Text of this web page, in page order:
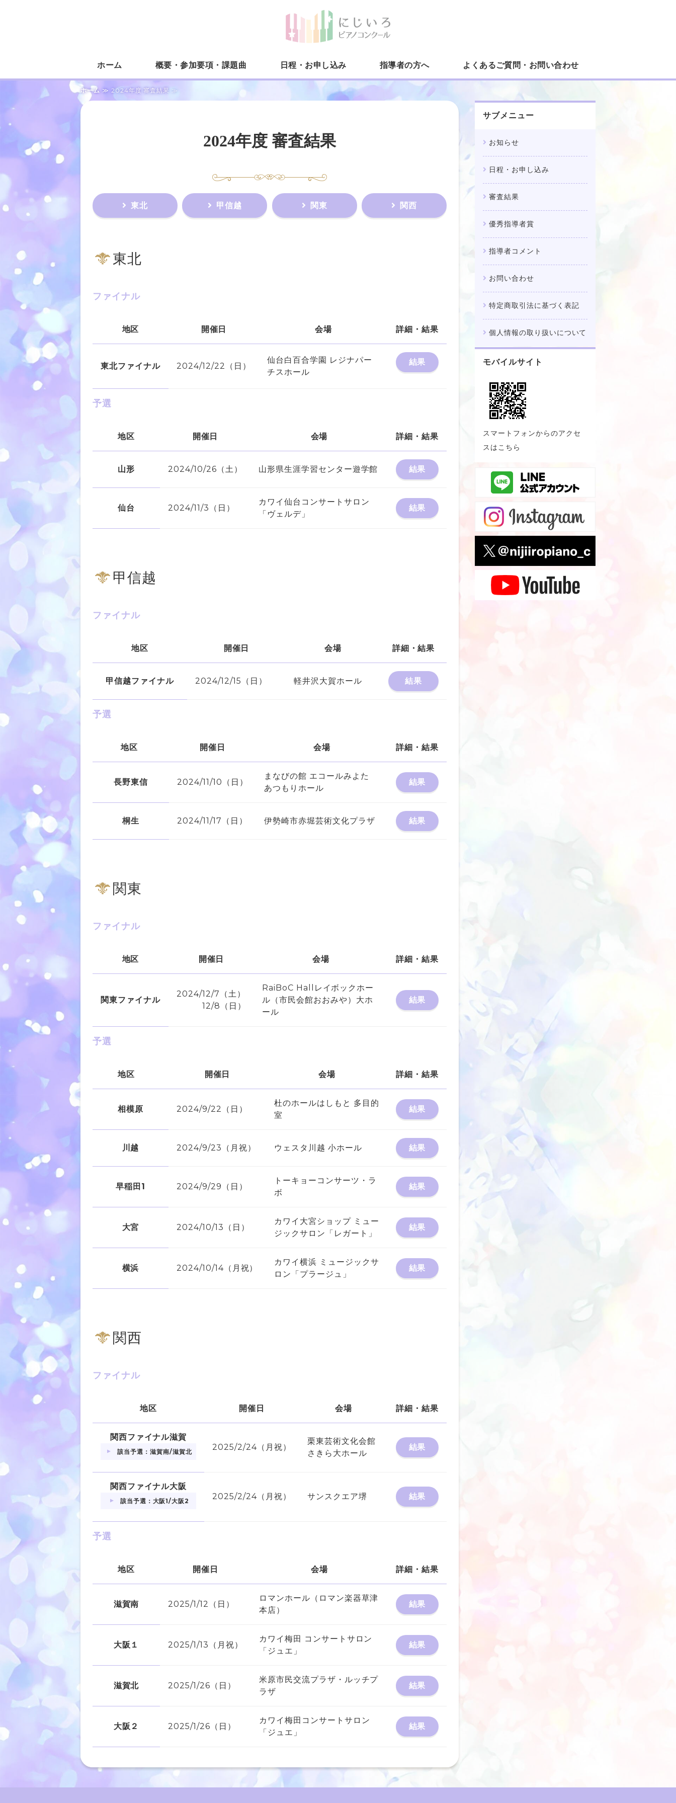
ホーム 概要・参加要項・課題曲 日程・お申し込み 指導者の方へ よくあるご質問・お問い合わせ
ホーム ≫ 2024年度 審査結果 ≫
2024年度 審査結果
東北 甲信越 関東 関西
東北
ファイナル
地区 開催日 会場 詳細・結果
東北ファイナル 2024/12/22（日）
仙台白百合学園 レジナパー
チスホール
結果
予選
地区 開催日 会場 詳細・結果
山形 2024/10/26（土） 山形県生涯学習センター遊学館 結果
仙台 2024/11/3（日）
カワイ仙台コンサートサロン
「ヴェルデ」
結果
甲信越
ファイナル
地区 開催日 会場 詳細・結果
甲信越ファイナル 2024/12/15（日） 軽井沢大賀ホール 結果
予選
地区 開催日 会場 詳細・結果
長野東信 2024/11/10（日）
まなびの館 エコールみよた
あつもりホール
結果
桐生 2024/11/17（日） 伊勢崎市赤堀芸術文化プラザ 結果
関東
ファイナル
地区 開催日 会場 詳細・結果
関東ファイナル
2024/12/7（土）
12/8（日）
RaiBoC Hallレイボックホー
ル（市民会館おおみや）大ホ
ール
結果
予選
地区 開催日 会場 詳細・結果
相模原 2024/9/22（日）
杜のホールはしもと 多目的
室
結果
川越 2024/9/23（月祝） ウェスタ川越 小ホール 結果
早稲田1 2024/9/29（日）
トーキョーコンサーツ・ラ
ボ
結果
大宮 2024/10/13（日）
カワイ大宮ショップ ミュー
ジックサロン「レガート」
結果
横浜 2024/10/14（月祝）
カワイ横浜 ミュージックサ
ロン「プラージュ」
結果
関西
ファイナル
地区 開催日 会場 詳細・結果
関西ファイナル滋賀
該当予選：滋賀南/滋賀北 2025/2/24（月祝）
栗東芸術文化会館
さきら大ホール
結果
関西ファイナル大阪
該当予選：大阪1/大阪2 2025/2/24（月祝） サンスクエア堺 結果
予選
地区 開催日 会場 詳細・結果
滋賀南 2025/1/12（日）
ロマンホール（ロマン楽器草津
本店）
結果
大阪１ 2025/1/13（月祝）
カワイ梅田 コンサートサロン
「ジュエ」
結果
滋賀北 2025/1/26（日）
米原市民交流プラザ・ルッチプ
ラザ
結果
大阪２ 2025/1/26（日）
カワイ梅田コンサートサロン
「ジュエ」
結果
サブメニュー
お知らせ
日程・お申し込み
審査結果
優秀指導者賞
指導者コメント
お問い合わせ
特定商取引法に基づく表記
個人情報の取り扱いについて
モバイルサイト
スマートフォンからのアクセ
スはこちら